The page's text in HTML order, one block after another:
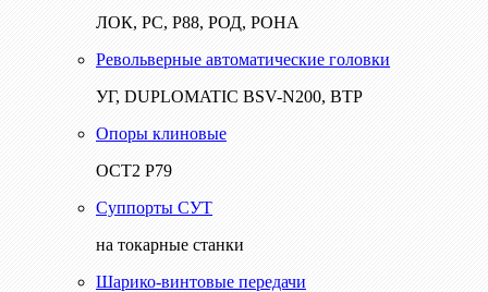
ЛОК, РС, Р88, РОД, РОНА
Револьверные автоматические головки
УГ, DUPLOMATIC BSV-N200, ВТР
Опоры клиновые
ОСТ2 Р79
Суппорты СУТ
на токарные станки
Шарико-винтовые передачи